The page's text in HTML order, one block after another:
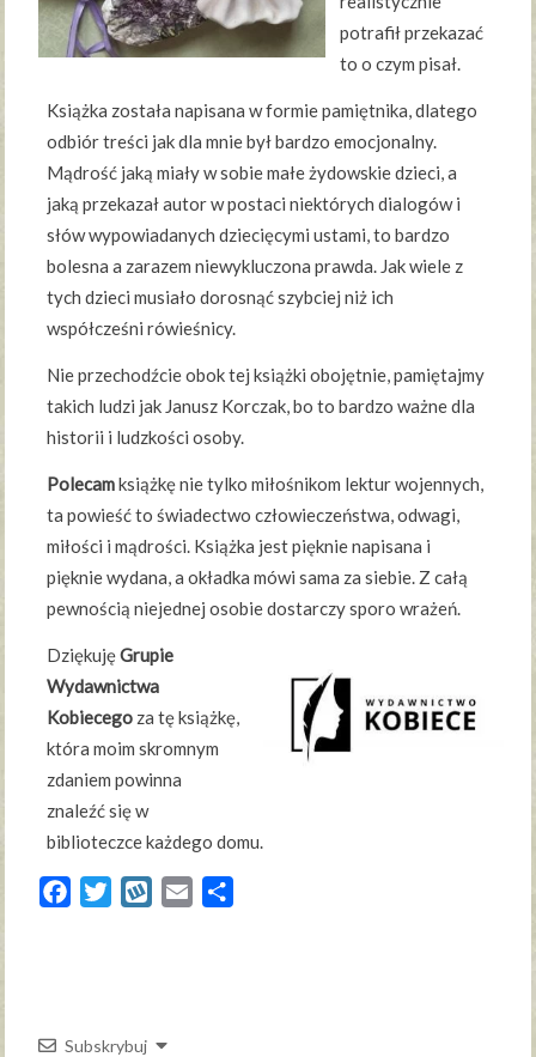
potrafił przekazać
to o czym pisał.
Książka została napisana w formie pamiętnika, dlatego
odbiór treści jak dla mnie był bardzo emocjonalny.
Mądrość jaką miały w sobie małe żydowskie dzieci, a
jaką przekazał autor w postaci niektórych dialogów i
słów wypowiadanych dziecięcymi ustami, to bardzo
bolesna a zarazem niewykluczona prawda. Jak wiele z
tych dzieci musiało dorosnąć szybciej niż ich
współcześni rówieśnicy.
Nie przechodźcie obok tej książki obojętnie, pamiętajmy
takich ludzi jak Janusz Korczak, bo to bardzo ważne dla
historii i ludzkości osoby.
Polecamksiążkę nie tylko miłośnikom lektur wojennych,
ta powieść to świadectwo człowieczeństwa, odwagi,
miłości i mądrości. Książka jest pięknie napisana i
pięknie wydana, a okładka mówi sama za siebie. Z całą
pewnością niejednej osobie dostarczy sporo wrażeń.
DziękujęGrupie
Wydawnictwa
Kobiecego za tę książkę,
która moim skromnym
zdaniem powinna
znaleźć się w
biblioteczce każdego domu.
FacebookTwitterWykopEmail
Subskrybuj